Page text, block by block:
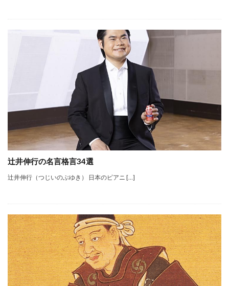
辻井伸行の名言格言34選
辻井伸行（つじいのぶゆき） 日本のピアニ […]